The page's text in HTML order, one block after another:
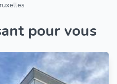
pour vous